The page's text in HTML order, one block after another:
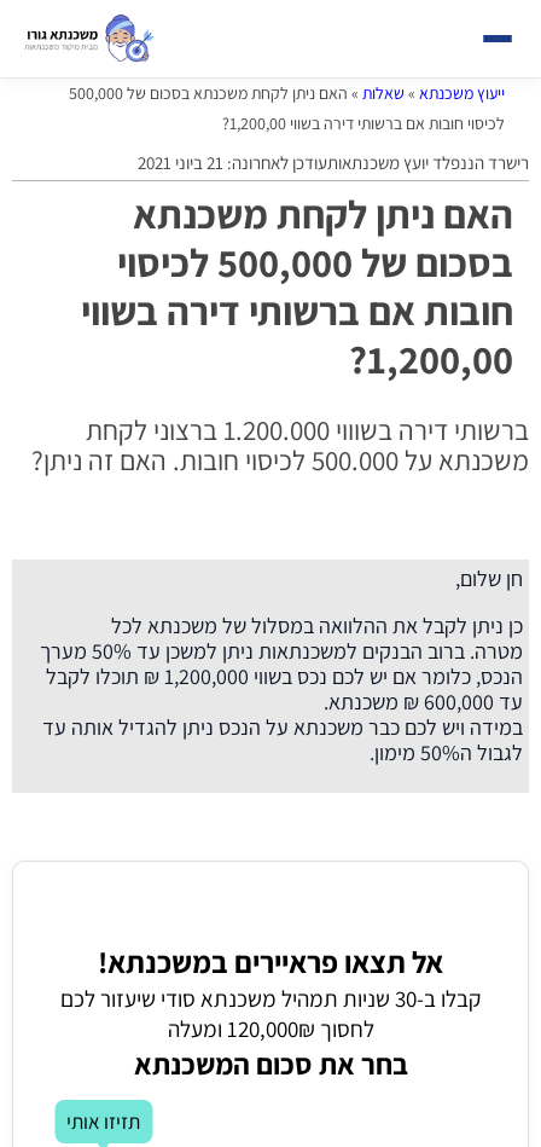
ייעוץ משכנתא » שאלות »
האם ניתן לקחת משכנתא בסכום של 500,000
לכיסוי חובות אם ברשותי דירה בשווי 1,200,00?
רישרד הננפלד יועץ משכנתאותעודכן לאחרונה: 21 ביוני 2021
האם ניתן לקחת משכנתא
בסכום של 500,000 לכיסוי
חובות אם ברשותי דירה בשווי
1,200,00?
ברשותי דירה בשוווי 1.200.000 ברצוני לקחת
משכנתא על 500.000 לכיסוי חובות. האם זה ניתן?
חן שלום,
כן ניתן לקבל את ההלוואה במסלול של משכנתא לכל
מטרה. ברוב הבנקים למשכנתאות ניתן למשכן עד 50% מערך
הנכס, כלומר אם יש לכם נכס בשווי 1,200,000 ₪ תוכלו לקבל
עד 600,000 ₪ משכנתא.
במידה ויש לכם כבר משכנתא על הנכס ניתן להגדיל אותה עד
לגבול ה50% מימון.
אל תצאו פראיירים במשכנתא!
קבלו ב-30 שניות תמהיל משכנתא סודי שיעזור לכם
לחסוך 120,000₪ ומעלה
בחר את סכום המשכנתא
תזיזו אותי